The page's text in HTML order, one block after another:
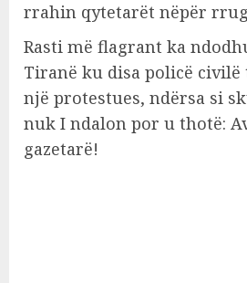
rrahin qytetarët nëpër
Rasti më flagrant ka
Tiranë ku disa policë
një protestues, ndërsa si
nuk I ndalon por u thotë:
gazetarë!